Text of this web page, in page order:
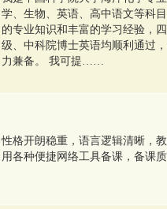
学、生物、英语、高中语文等科
的专业知识和丰富的学习经验，
级、中科院博士英语均顺利通过
力兼备。 我可提……
性格开朗稳重，语言逻辑清晰，
用各种便捷网络工具备课，备课